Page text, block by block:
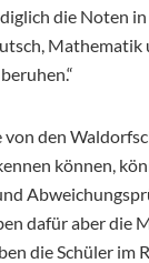
die Noten
Mathematik
von den
können,
dafür aber die
die Schüler im